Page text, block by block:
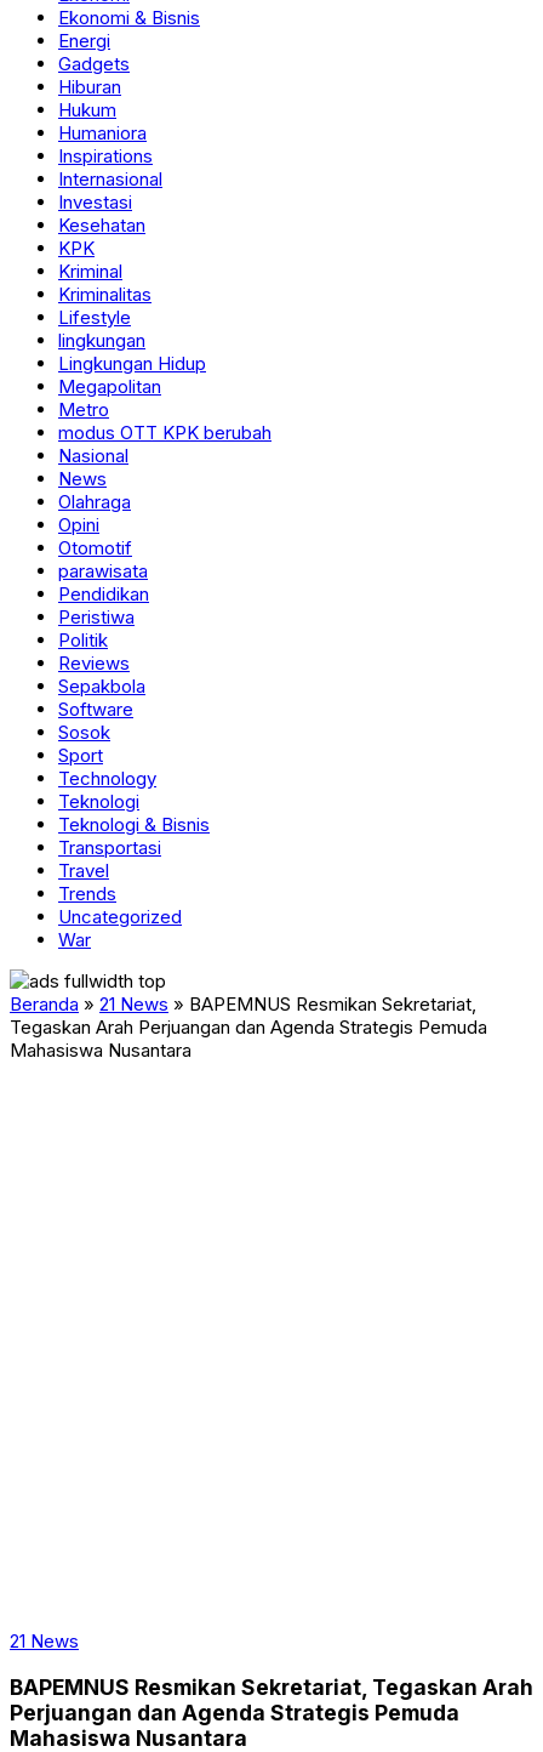
Ekonomi & Bisnis
Energi
Gadgets
Hiburan
Hukum
Humaniora
Inspirations
Internasional
Investasi
Kesehatan
KPK
Kriminal
Kriminalitas
Lifestyle
lingkungan
Lingkungan Hidup
Megapolitan
Metro
modus OTT KPK berubah
Nasional
News
Olahraga
Opini
Otomotif
parawisata
Pendidikan
Peristiwa
Politik
Reviews
Sepakbola
Software
Sosok
Sport
Technology
Teknologi
Teknologi & Bisnis
Transportasi
Travel
Trends
Uncategorized
War
Beranda » 21 News » BAPEMNUS Resmikan Sekretariat,
Tegaskan Arah Perjuangan dan Agenda Strategis Pemuda
Mahasiswa Nusantara
21 News
BAPEMNUS Resmikan Sekretariat, Tegaskan Arah
Perjuangan dan Agenda Strategis Pemuda
Mahasiswa Nusantara